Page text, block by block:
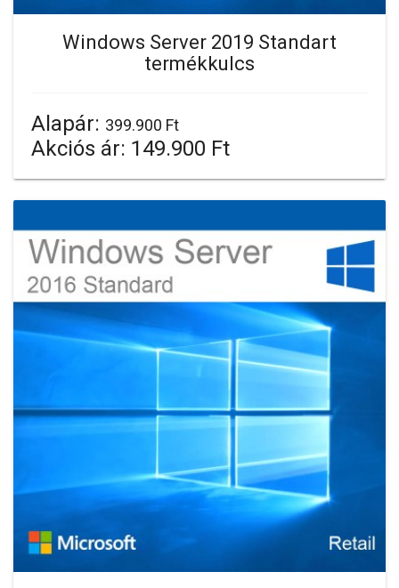
Windows Server 2019 Standart
termékkulcs
Alapár: 399.900 Ft
Akciós ár: 149.900 Ft